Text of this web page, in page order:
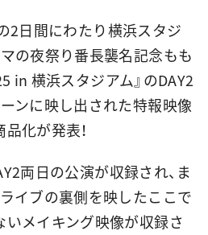
の2日間にわたり横浜スタジ
の夜祭り番長襲名記念もも
in 横浜スタジアム』のDAY2
ンに映し出された特報映像
化が発表！
両日の公演が収録され、ま
イブの裏側を映したここで
いメイキング映像が収録さ